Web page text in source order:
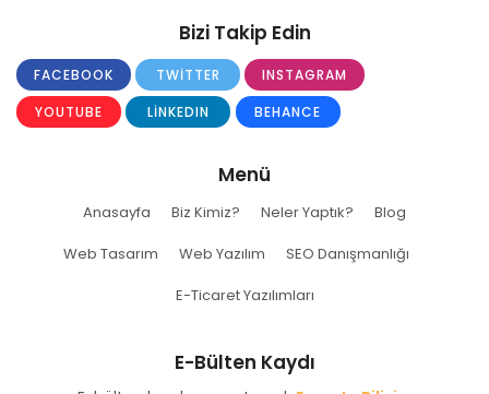
Bizi Takip Edin
FACEBOOK TWITTER
INSTAGRAM
YOUTUBE
LINKEDIN BEHANCE
Menü
Anasayfa Biz Kimiz? Neler Yaptık?
Blog
Web Tasarım
Web Yazılım
SEO Danışmanlığı
E-Ticaret Yazılımları
E-Bülten Kaydı